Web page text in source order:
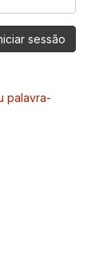
sessão
palavra-